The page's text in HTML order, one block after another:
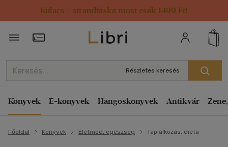
Kulacs / strandtáska most csak 1499 Ft!
Törzsvásárlói Kártya adatai
Részletes keresés
Könyvek E-könyvek Hangoskönyvek Antikvár
Főoldal Könyvek Életmód, egészség Táplálkozás, diéta